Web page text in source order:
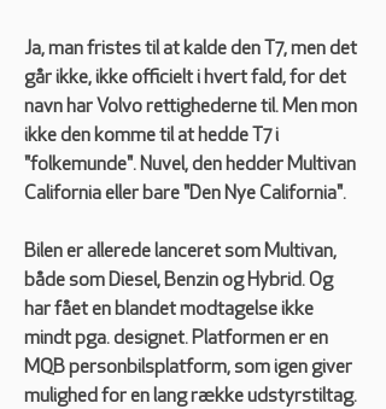
Ja, man fristes til at kalde den T7, men det
går ikke, ikke officielt i hvert fald, for det
navn har Volvo rettighederne til. Men mon
ikke den komme til at hedde T7 i
"folkemunde". Nuvel, den hedder Multivan
California eller bare "Den Nye California".
Bilen er allerede lanceret som Multivan,
både som Diesel, Benzin og Hybrid. Og
har fået en blandet modtagelse ikke
mindt pga. designet. Platformen er en
MQB personbilsplatform, som igen giver
mulighed for en lang række udstyrstiltag.